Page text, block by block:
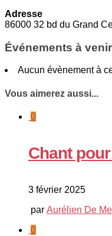
Adresse
86000 32 bd du Grand
Événements à venir
Aucun évènement à
Vous aimerez aussi...
0
Chant pour
3 février 2025
par Aurélien De
0